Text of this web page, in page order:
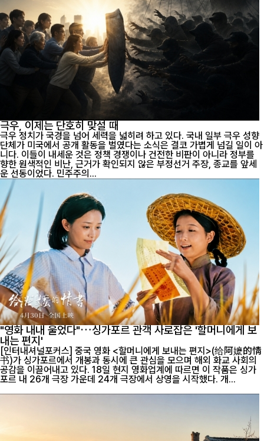
극우, 이제는 단호히 맞설 때
극우 정치가 국경을 넘어 세력을 넓히려 하고 있다. 국내 일부 극우 성향
단체가 미국에서 공개 활동을 벌였다는 소식은 결코 가볍게 넘길 일이 아
니다. 이들이 내세운 것은 정책 경쟁이나 건전한 비판이 아니라 정부를
향한 원색적인 비난, 근거가 확인되지 않은 부정선거 주장, 종교를 앞세
운 선동이었다. 민주주의...
"영화 내내 울었다"…싱가포르 관객 사로잡은 '할머니에게 보
내는 편지'
[인터내셔널포커스] 중국 영화 <할머니에게 보내는 편지>(给阿嬷的情
书)가 싱가포르에서 개봉과 동시에 큰 관심을 모으며 해외 화교 사회의
공감을 이끌어내고 있다. 18일 현지 영화업계에 따르면 이 작품은 싱가
포르 내 26개 극장 가운데 24개 극장에서 상영을 시작했다. 개...